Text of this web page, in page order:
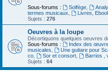
Sous-forums : Solfège,
termes musicaux
Livres,
Sujets : 276
Oeuvres à la loupe
Décortiquons quelques oeuvres
Sous-forums :
Index des
musicales
Une guitare pour
co
Sor et consort, Barrios ,
Sujets : 64